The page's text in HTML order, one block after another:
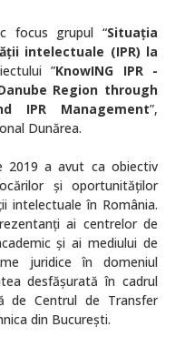
focus grupul “Situaţia
intelectuale (IPR) la
”KnowING IPR -
Region through
IPR Management”,
Dunărea.
2019 a avut ca obiectiv
și oportunităților
intelectuale în România.
ai centrelor de
și ai mediului de
juridice în domeniul
desfășurată în cadrul
de Centrul de Transfer
din București.